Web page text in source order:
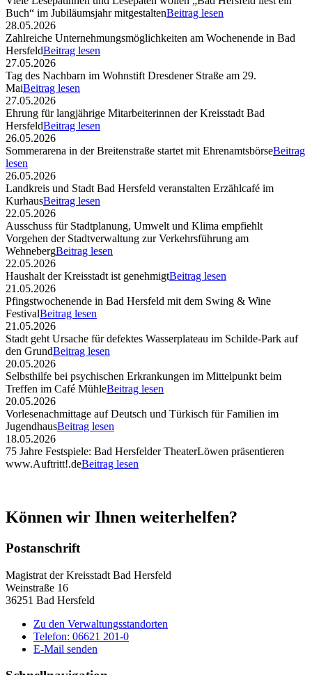
Buch“ im Jubiläumsjahr mitgestaltenBeitrag lesen
28.05.2026
Zahlreiche Unternehmungsmöglichkeiten am Wochenende in Bad
HersfeldBeitrag lesen
27.05.2026
Tag des Nachbarn im Wohnstift Dresdener Straße am 29.
MaiBeitrag lesen
27.05.2026
Ehrung für langjährige Mitarbeiterinnen der Kreisstadt Bad
HersfeldBeitrag lesen
26.05.2026
Sommerarena in der Breitenstraße startet mit EhrenamtsbörseBeitrag
lesen
26.05.2026
Landkreis und Stadt Bad Hersfeld veranstalten Erzählcafé im
KurhausBeitrag lesen
22.05.2026
Ausschuss für Stadtplanung, Umwelt und Klima empfiehlt
Vorgehen der Stadtverwaltung zur Verkehrsführung am
WehnebergBeitrag lesen
22.05.2026
Haushalt der Kreisstadt ist genehmigtBeitrag lesen
21.05.2026
Pfingstwochenende in Bad Hersfeld mit dem Swing & Wine
FestivalBeitrag lesen
21.05.2026
Stadt geht Ursache für defektes Wasserplateau im Schilde-Park auf
den GrundBeitrag lesen
20.05.2026
Selbsthilfe bei psychischen Erkrankungen im Mittelpunkt beim
Treffen im Café MühleBeitrag lesen
20.05.2026
Vorlesenachmittage auf Deutsch und Türkisch für Familien im
JugendhausBeitrag lesen
18.05.2026
75 Jahre Festspiele: Bad Hersfelder TheaterLöwen präsentieren
www.Auftritt!.deBeitrag lesen
Können wir Ihnen weiterhelfen?
Postanschrift
Magistrat der Kreisstadt Bad Hersfeld
Weinstraße 16
36251 Bad Hersfeld
Zu den Verwaltungsstandorten
Telefon: 06621 201-0
E-Mail senden